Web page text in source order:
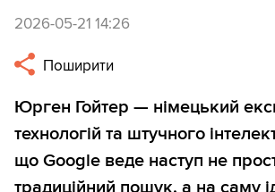
2026-05-21 14:26
Поширити
Юрген Гойтер — німецький
технологій та штучного
що Google веде наступ не